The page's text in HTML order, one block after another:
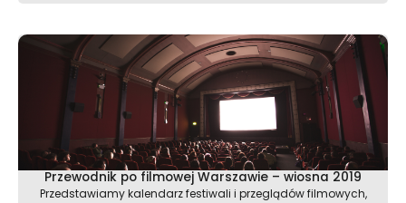
Przewodnik po filmowej Warszawie – wiosna 2019
Przedstawiamy kalendarz festiwali i przeglądów filmowych,